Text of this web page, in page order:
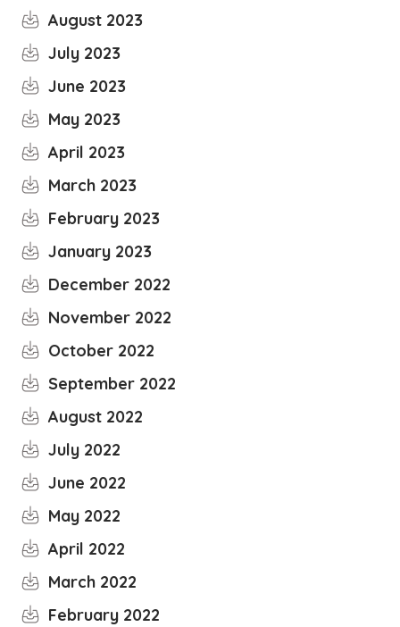
August 2023
July 2023
June 2023
May 2023
April 2023
March 2023
February 2023
January 2023
December 2022
November 2022
October 2022
September 2022
August 2022
July 2022
June 2022
May 2022
April 2022
March 2022
February 2022